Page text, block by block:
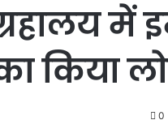
में
किया
0